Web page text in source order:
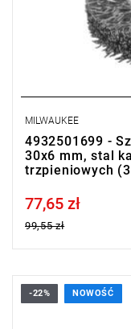
MILWAUKEE
4932501699 -
30x6 mm, stal
trzpieniowych
Price tax included
77,65 zł
99,55 zł
-22% NOWOŚĆ